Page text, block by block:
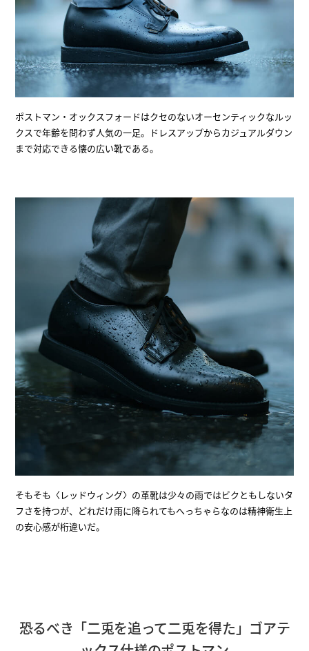
ポストマン・オックスフォードはクセのないオーセンティックなルッ
クスで年齢を問わず人気の一足。ドレスアップからカジュアルダウン
まで対応できる懐の広い靴である。
そもそも〈レッドウィング〉の革靴は少々の雨ではビクともしないタ
フさを持つが、どれだけ雨に降られてもへっちゃらなのは精神衛生上
の安心感が桁違いだ。
恐るべき「二兎を追って二兎を得た」ゴアテ